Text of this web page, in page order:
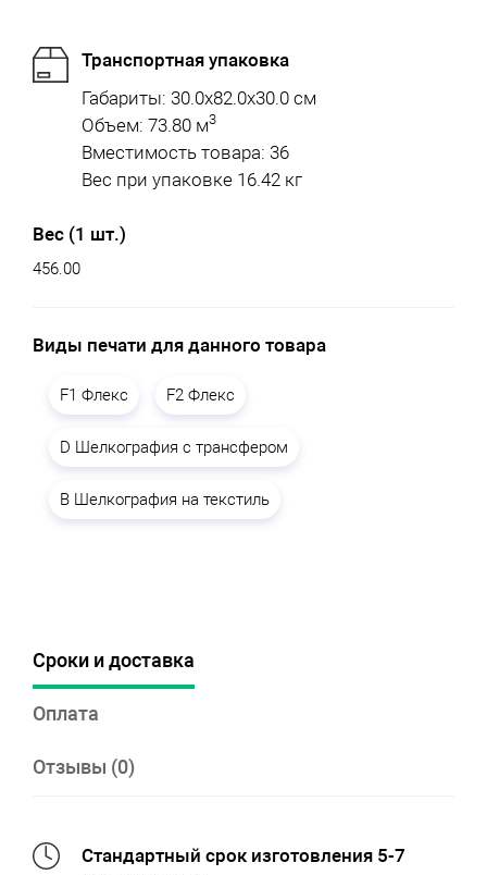
Транспортная упаковка
Габариты: 30.0x82.0x30.0 см
Объем: 73.80 м3
Вместимость товара: 36
Вес при упаковке 16.42 кг
Вес (1 шт.)
456.00
Виды печати для данного товара
F1 Флекс F2 Флекс
D Шелкография с трансфером
B Шелкография на текстиль
Сроки и доставка
Оплата
Отзывы (0)
Стандартный срок изготовления 5-7